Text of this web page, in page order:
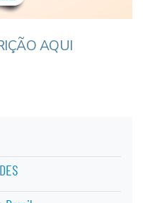
AQUI